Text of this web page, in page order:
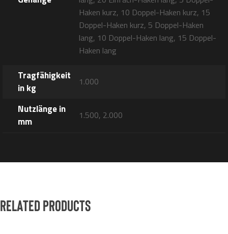
Haken kurz, 10 Doppel-Haken kurz, 15
Doppel-Haken kurz, 5 Doppel-Haken
lang, 10 Doppel-Haken lang, 15 Doppel-
Haken lang
Tragfähigkeit
in kg
1.000
Nutzlänge in
mm
1.500, 2.000
Related products